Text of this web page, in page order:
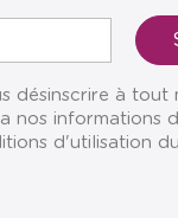
désinscrire à tout
nos informations
d'utilisation